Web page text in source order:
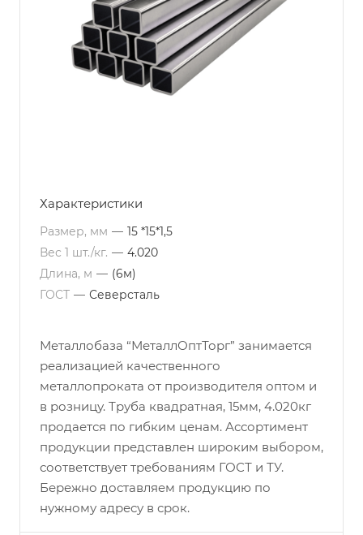
Характеристики
Размер, мм — 15 *15*1,5
Вес 1 шт./кг. — 4.020
Длина, м — (6м)
ГОСТ — Северсталь
Металлобаза “МеталлОптТорг” занимается
реализацией качественного
металлопроката от производителя оптом и
в розницу. Труба квадратная, 15мм, 4.020кг
продается по гибким ценам. Ассортимент
продукции представлен широким выбором,
соответствует требованиям ГОСТ и ТУ.
Бережно доставляем продукцию по
нужному адресу в срок.